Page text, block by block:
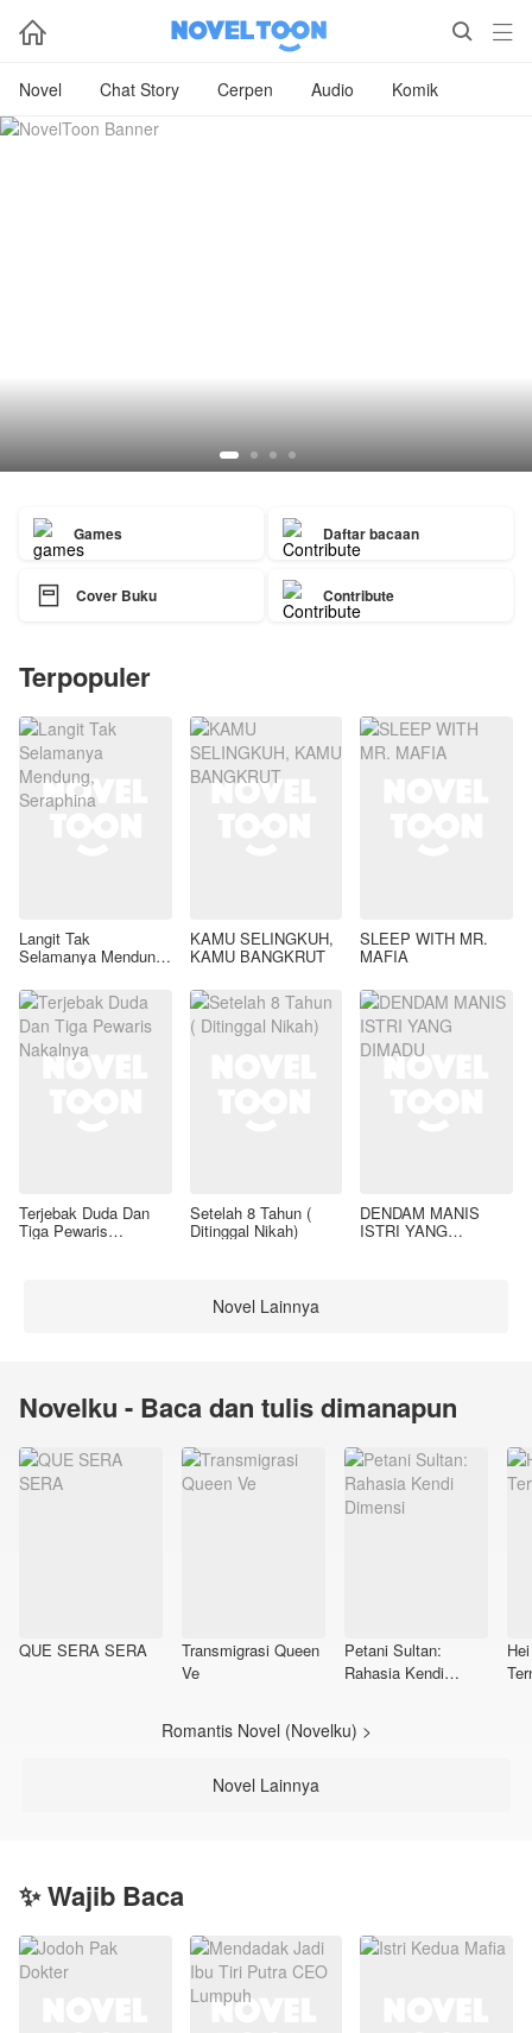
  
Novel Chat Story Cerpen Audio Komik
Games Daftar bacaan
 Cover Buku Contribute
Terpopuler
Langit Tak
Selamanya Mendung,
KAMU SELINGKUH,
KAMU BANGKRUT
SLEEP WITH MR.
MAFIA
Terjebak Duda Dan
Tiga Pewaris
Setelah 8 Tahun (
Ditinggal Nikah)
DENDAM MANIS
ISTRI YANG
Novel Lainnya
Novelku - Baca dan tulis dimanapun
QUE SERA SERA
Transmigrasi Queen
Ve
Petani Sultan:
Rahasia Kendi
Romantis Novel (Novelku) >
Novel Lainnya
✨ Wajib Baca